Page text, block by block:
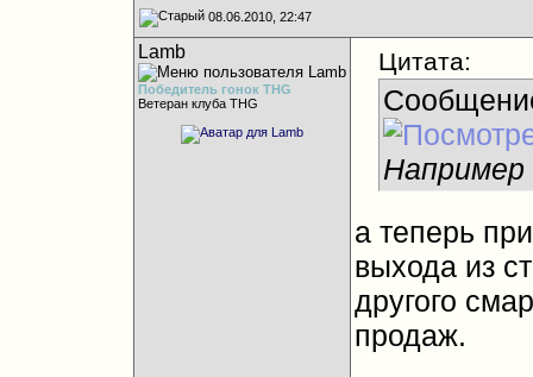
08.06.2010, 22:47
Lamb
Победитель гонок THG
Ветеран клуба THG
Цитата:
Например
а теперь
выхода из
другого
продаж.